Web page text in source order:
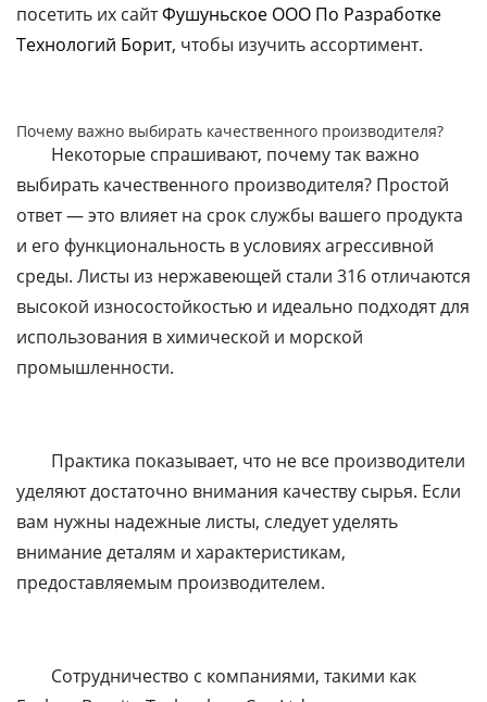
посетить их сайтФушуньское ООО По Разработке
Технологий Борит, чтобы изучить ассортимент.
Почему важно выбирать качественного производителя?
Некоторые спрашивают, почему так важно
выбирать качественного производителя? Простой
ответ — это влияет на срок службы вашего продукта
и его функциональность в условиях агрессивной
среды. Листы из нержавеющей стали 316 отличаются
высокой износостойкостью и идеально подходят для
использования в химической и морской
промышленности.
Практика показывает, что не все производители
уделяют достаточно внимания качеству сырья. Если
вам нужны надежные листы, следует уделять
внимание деталям и характеристикам,
предоставляемым производителем.
Сотрудничество с компаниями, такими как